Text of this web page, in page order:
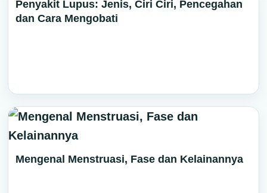
Penyakit Lupus: Jenis, Ciri Ciri, Pencegahan
dan Cara Mengobati
Mengenal Menstruasi, Fase dan Kelainannya